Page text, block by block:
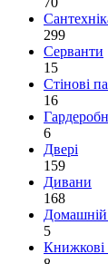
299
Серванти
15
Стінові
16
6
Двері
159
Дивани
168
Домашній
5
Книжкові